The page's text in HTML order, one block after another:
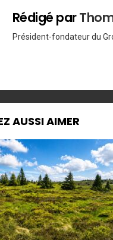
Rédigé par
Président-fondateur du
AUSSI AIMER